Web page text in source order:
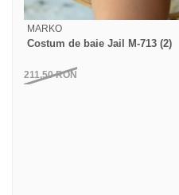
MARKO
Costum de baie Jail M-713 (2)
211,50RON